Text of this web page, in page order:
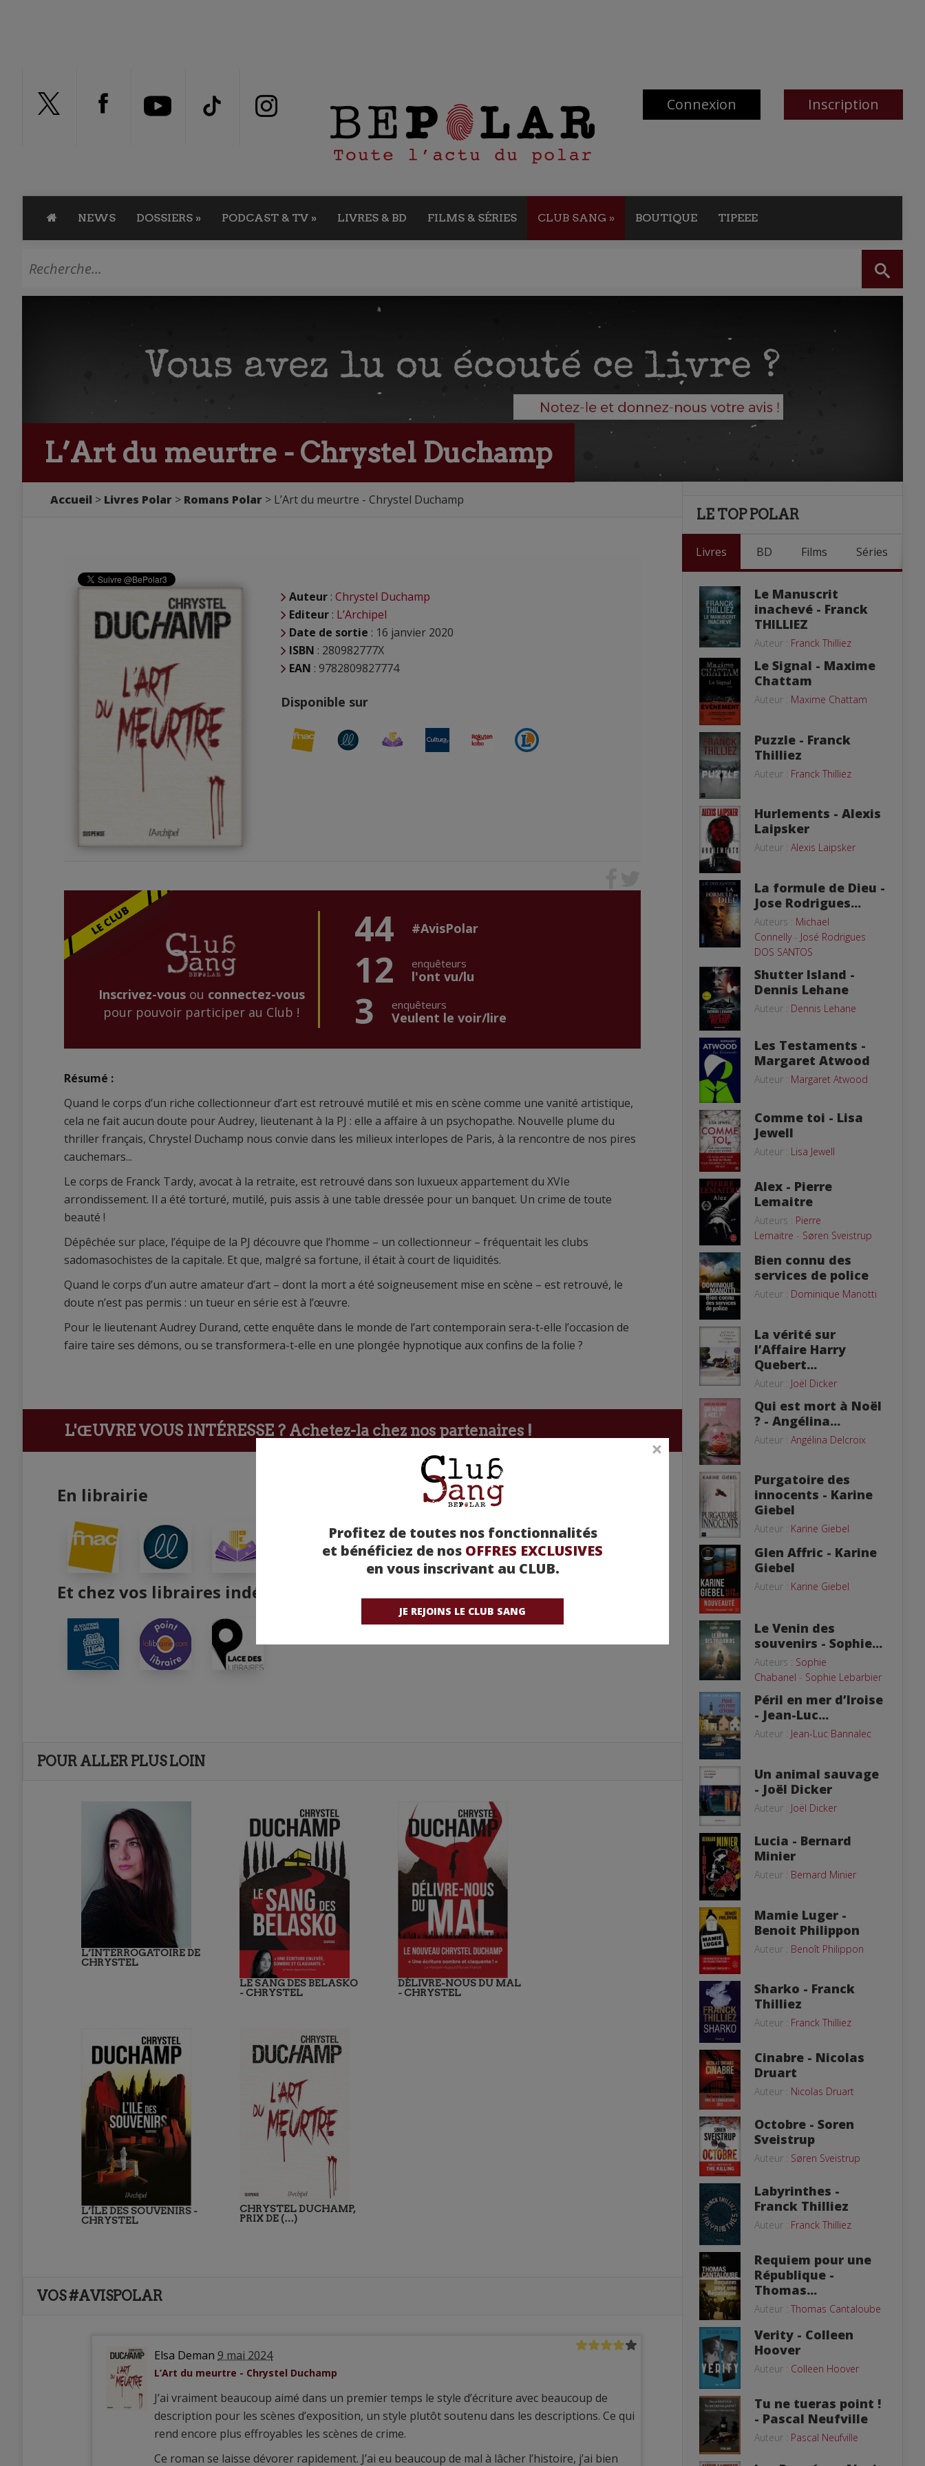
Connexion Inscription
NEWS DOSSIERS » PODCAST & TV » LIVRES & BD FILMS & SÉRIES CLUB SANG » BOUTIQUE TIPEEE
Profitez de toutes nos fonctionnalités
et bénéficiez de nos OFFRES EXCLUSIVES
en vous inscrivant au CLUB.
JE REJOINS LE CLUB SANG
L’Art du meurtre - Chrystel Duchamp
Accueil Livres Polar Romans Polar L’Art du meurtre - Chrystel Duchamp
Auteur : Chrystel Duchamp
Editeur : L’Archipel
Date de sortie : 16 janvier 2020
ISBN : 280982777X
EAN : 9782809827774
Disponible sur
Inscrivez-vousou connectez-vous
pour pouvoir participer au Club !
44 #AvisPolar
12 enquêteurs
l'ont vu/lu
3 enquêteurs
Veulent le voir/lire
Résumé :
Quand le corps d’un riche collectionneur d’art est retrouvé mutilé et mis en scène comme une vanité artistique,
cela ne fait aucun doute pour Audrey, lieutenant à la PJ : elle a affaire à un psychopathe. Nouvelle plume du
thriller français, Chrystel Duchamp nous convie dans les milieux interlopes de Paris, à la rencontre de nos pires
cauchemars...
Le corps de Franck Tardy, avocat à la retraite, est retrouvé dans son luxueux appartement du XVIe
arrondissement. Il a été torturé, mutilé, puis assis à une table dressée pour un banquet. Un crime de toute
beauté !
Dépêchée sur place, l’équipe de la PJ découvre que l’homme – un collectionneur – fréquentait les clubs
sadomasochistes de la capitale. Et que, malgré sa fortune, il était à court de liquidités.
Quand le corps d’un autre amateur d’art – dont la mort a été soigneusement mise en scène – est retrouvé, le
doute n’est pas permis : un tueur en série est à l’œuvre.
Pour le lieutenant Audrey Durand, cette enquête dans le monde de l’art contemporain sera-t-elle l’occasion de
faire taire ses démons, ou se transformera-t-elle en une plongée hypnotique aux confins de la folie ?
L'ŒUVRE VOUS INTÉRESSE ? Achetez-la chez nos partenaires !
En librairie
Et chez vos libraires indépendants
POUR ALLER PLUS LOIN
L’INTERROGATOIRE DE
CHRYSTEL
LE SANG DES BELASKO
- CHRYSTEL
DÉLIVRE-NOUS DU MAL
- CHRYSTEL
L’ÎLE DES SOUVENIRS -
CHRYSTEL
CHRYSTEL DUCHAMP,
PRIX DE (…)
VOS #AVISPOLAR
Elsa Deman 9 mai 2024
L’Art du meurtre - Chrystel Duchamp
J’ai vraiment beaucoup aimé dans un premier temps le style d’écriture avec beaucoup de
description pour les scènes d’exposition, un style plutôt soutenu dans les descriptions. Ce qui
rend encore plus effroyables les scènes de crime.
Ce roman se laisse dévorer rapidement. J’ai eu beaucoup de mal à lâcher l’histoire, j’ai bien
LE TOP POLAR
Livres BD Films Séries
Le Manuscrit
inachevé - Franck
THILLIEZ
Auteur : Franck Thilliez
Le Signal - Maxime
Chattam
Auteur : Maxime Chattam
Puzzle - Franck
Thilliez
Auteur : Franck Thilliez
Hurlements - Alexis
Laipsker
Auteur : Alexis Laipsker
La formule de Dieu -
Jose Rodrigues...
Auteurs : Michael
Connelly- José Rodrigues
DOS SANTOS
Shutter Island -
Dennis Lehane
Auteur : Dennis Lehane
Les Testaments -
Margaret Atwood
Auteur : Margaret Atwood
Comme toi - Lisa
Jewell
Auteur : Lisa Jewell
Alex - Pierre
Lemaitre
Auteurs : Pierre
Lemaitre - Søren Sveistrup
Bien connu des
services de police
Auteur : Dominique Manotti
La vérité sur
l’Affaire Harry
Quebert...
Auteur : Joël Dicker
Qui est mort à Noël
? - Angélina...
Auteur : Angélina Delcroix
Purgatoire des
innocents - Karine
Giebel
Auteur : Karine Giebel
Glen Affric - Karine
Giebel
Auteur : Karine Giebel
Le Venin des
souvenirs - Sophie...
Auteurs : Sophie
Chabanel - Sophie Lebarbier
Péril en mer d’Iroise
- Jean-Luc...
Auteur : Jean-Luc Bannalec
Un animal sauvage
- Joël Dicker
Auteur : Joël Dicker
Lucia - Bernard
Minier
Auteur : Bernard Minier
Mamie Luger -
Benoit Philippon
Auteur : Benoît Philippon
Sharko - Franck
Thilliez
Auteur : Franck Thilliez
Cinabre - Nicolas
Druart
Auteur : Nicolas Druart
Octobre - Soren
Sveistrup
Auteur : Søren Sveistrup
Labyrinthes -
Franck Thilliez
Auteur : Franck Thilliez
Requiem pour une
République -
Thomas...
Auteur : Thomas Cantaloube
Verity - Colleen
Hoover
Auteur : Colleen Hoover
Tu ne tueras point !
- Pascal Neufville
Auteur : Pascal Neufville